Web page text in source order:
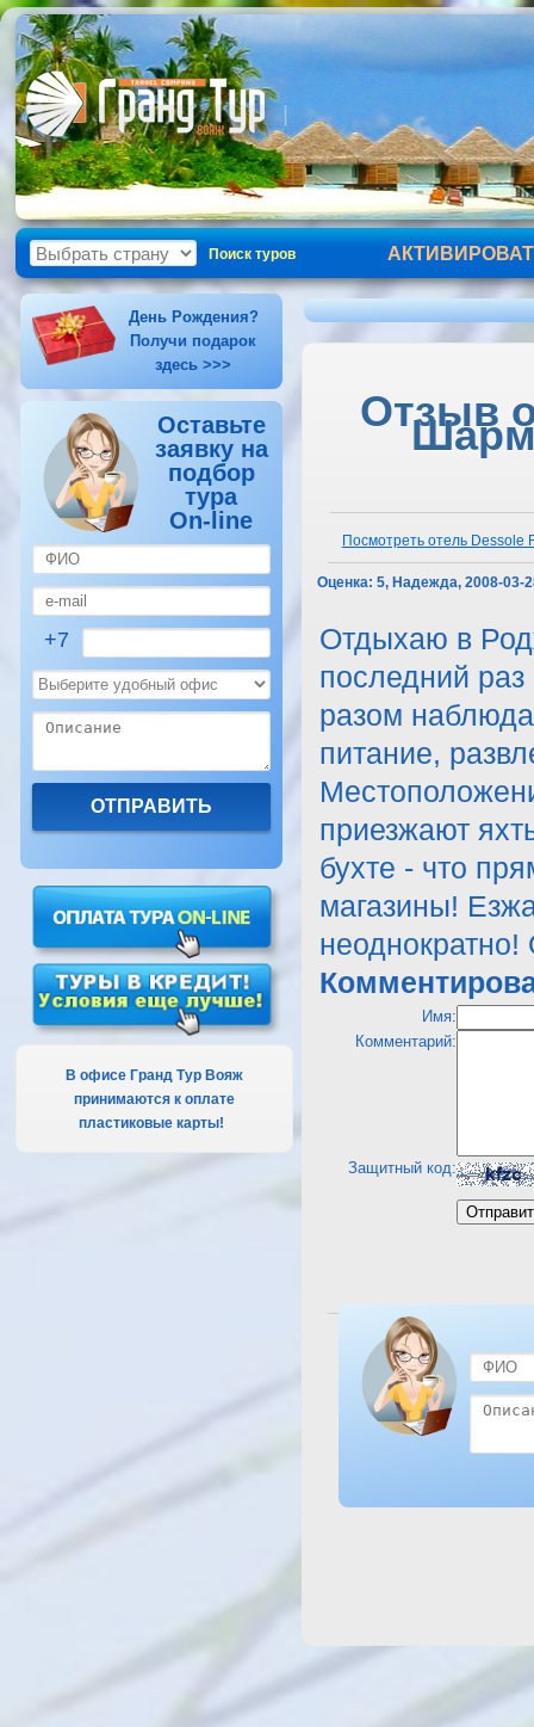
Поиск туров
День Рождения?
Получи подарок
здесь >>>
Оставьте
заявку на
подбор
тура
On-line
+7
В офисе Гранд Тур Вояж
принимаются к оплате
пластиковые карты!
Отзыв
Посмотреть отель Dessole
Оценка: 5, Надежда, 2008-03-
Отдыхаю в
последний
разом
питание,
приезжают
бухте - что
магазины!
Имя:
Комментарий:
Защитный код:
Посмотреть отель